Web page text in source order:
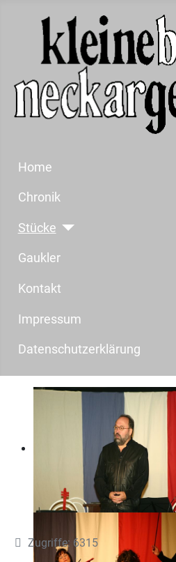
Home
Chronik
Stücke
Gaukler
Kontakt
Impressum
Datenschutzerklärung
Zugriffe: 6315